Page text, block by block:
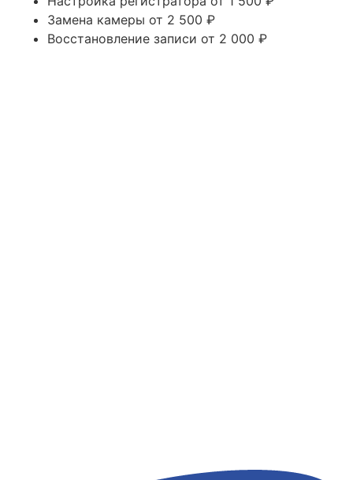
Замена камеры от 2 500 ₽
Восстановление записи от 2 000 ₽